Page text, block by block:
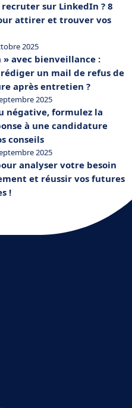
sur LinkedIn ? 8
attirer et trouver vos
2025
» avec bienveillance :
un mail de refus de
après entretien ?
2025
négative, formulez la
à une candidature
conseils
2025
analyser votre besoin
et réussir vos futures
!